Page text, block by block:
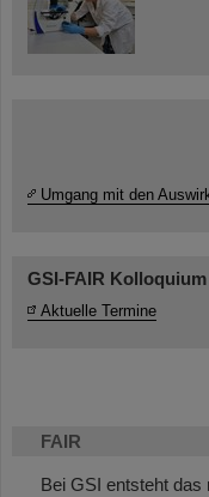
FAIR
Bei GSI entsteht das
Umgang mit den
GSI-FAIR Kolloquium
Aktuelle Termine